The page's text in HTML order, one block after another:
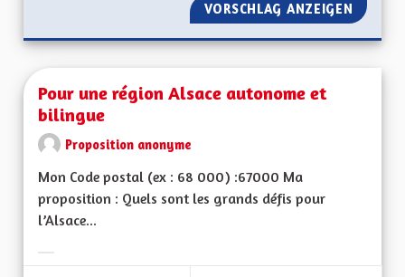
VORSCHLAG ANZEIGEN
Pour une région Alsace autonome et
bilingue
Proposition anonyme
Mon Code postal (ex : 68 000) :67000 Ma
proposition : Quels sont les grands défis pour
l’Alsace...